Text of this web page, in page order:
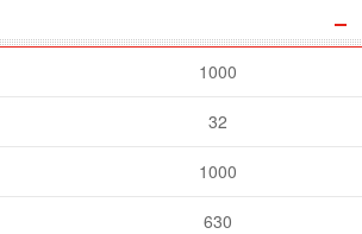
1000
32
1000
630